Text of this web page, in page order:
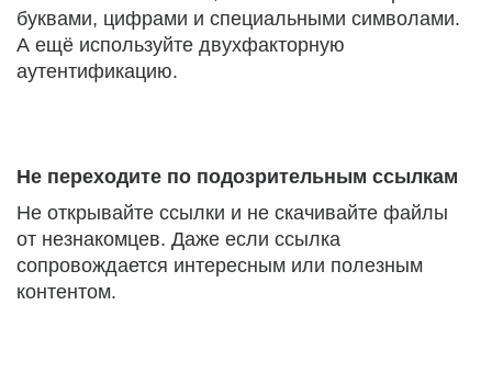
буквами, цифрами и специальными символами.
А ещё используйте двухфакторную
аутентификацию.
Не переходите по подозрительным ссылкам
Не открывайте ссылки и не скачивайте файлы
от незнакомцев. Даже если ссылка
сопровождается интересным или полезным
контентом.